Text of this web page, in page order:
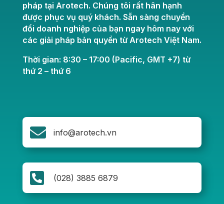
pháp tại Arotech. Chúng tôi rất hân hạnh
được phục vụ quý khách. Sẵn sàng chuyển
đổi doanh nghiệp của bạn ngay hôm nay với
các giải pháp bản quyền từ Arotech Việt Nam.
Thời gian: 8:30 – 17:00 (Pacific, GMT +7) từ
thứ 2 – thứ 6
 info@arotech.vn
 (028) 3885 6879